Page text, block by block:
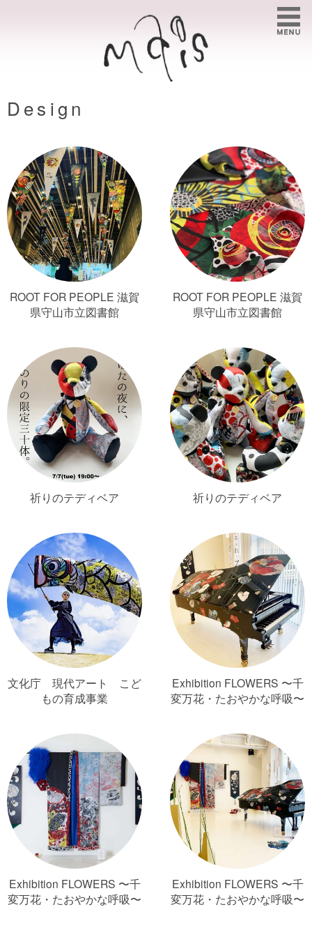
Design
ROOT FOR PEOPLE 滋賀
県守山市立図書館
ROOT FOR PEOPLE 滋賀
県守山市立図書館
祈りのテディベア 祈りのテディベア
文化庁 現代アート こど
もの育成事業
Exhibition FLOWERS 〜千
変万花・たおやかな呼吸〜
Exhibition FLOWERS 〜千
変万花・たおやかな呼吸〜
Exhibition FLOWERS 〜千
変万花・たおやかな呼吸〜